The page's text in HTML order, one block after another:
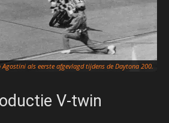
als eerste afgevlagd tijdens de Daytona 200.
V-twin